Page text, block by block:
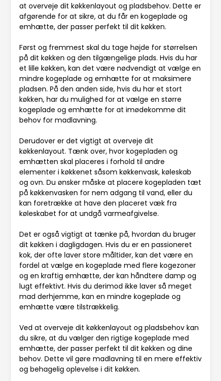
at overveje dit køkkenlayout og pladsbehov. Dette er
afgørende for at sikre, at du får en kogeplade og
emhætte, der passer perfekt til dit køkken.
Først og fremmest skal du tage højde for størrelsen
på dit køkken og den tilgængelige plads. Hvis du har
et lille køkken, kan det være nødvendigt at vælge en
mindre kogeplade og emhætte for at maksimere
pladsen. På den anden side, hvis du har et stort
køkken, har du mulighed for at vælge en større
kogeplade og emhætte for at imødekomme dit
behov for madlavning.
Derudover er det vigtigt at overveje dit
køkkenlayout. Tænk over, hvor kogepladen og
emhætten skal placeres i forhold til andre
elementer i køkkenet såsom køkkenvask, køleskab
og ovn. Du ønsker måske at placere kogepladen tæt
på køkkenvasken for nem adgang til vand, eller du
kan foretrække at have den placeret væk fra
køleskabet for at undgå varmeafgivelse.
Det er også vigtigt at tænke på, hvordan du bruger
dit køkken i dagligdagen. Hvis du er en passioneret
kok, der ofte laver store måltider, kan det være en
fordel at vælge en kogeplade med flere kogezoner
og en kraftig emhætte, der kan håndtere damp og
lugt effektivt. Hvis du derimod ikke laver så meget
mad derhjemme, kan en mindre kogeplade og
emhætte være tilstrækkelig.
Ved at overveje dit køkkenlayout og pladsbehov kan
du sikre, at du vælger den rigtige kogeplade med
emhætte, der passer perfekt til dit køkken og dine
behov. Dette vil gøre madlavning til en mere effektiv
og behagelig oplevelse i dit køkken.